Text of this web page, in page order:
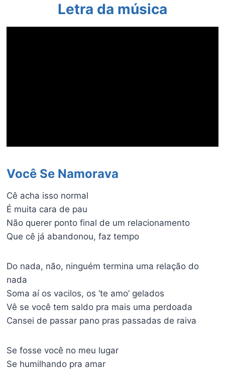
Letra da música
Você Se Namorava
Cê acha isso normal
É muita cara de pau
Não querer ponto final de um relacionamento
Que cê já abandonou, faz tempo
Do nada, não, ninguém termina uma relação do
nada
Soma aí os vacilos, os ‘te amo’ gelados
Vê se você tem saldo pra mais uma perdoada
Cansei de passar pano pras passadas de raiva
Se fosse você no meu lugar
Se humilhando pra amar